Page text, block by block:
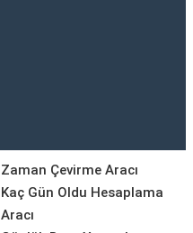
Zaman Çevirme Aracı
Kaç Gün Oldu Hesaplama
Aracı